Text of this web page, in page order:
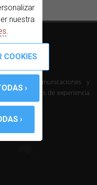
nuestra
de telecomunicaciones y
de 50 años de experiencia